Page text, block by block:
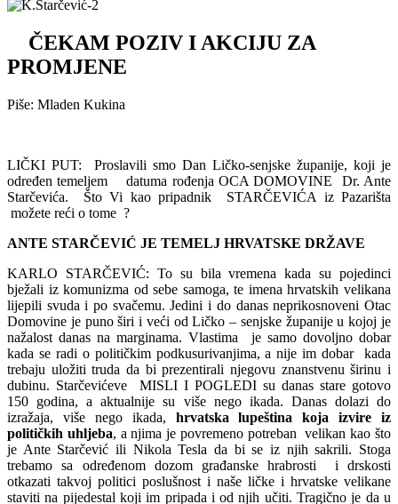
ČEKAM POZIV I AKCIJU ZA
PROMJENE
Piše: Mladen Kukina
LIČKI PUT: Proslavili smo Dan Ličko-senjske županije, koji je
određen temeljem datuma rođenja OCA DOMOVINE Dr. Ante
Starčevića. Što Vi kao pripadnik STARČEVIĆA iz Pazarišta
možete reći o tome ?
ANTE STARČEVIĆ JE TEMELJ HRVATSKE DRŽAVE
KARLO STARČEVIĆ: To su bila vremena kada su pojedinci
bježali iz komunizma od sebe samoga, te imena hrvatskih velikana
lijepili svuda i po svačemu. Jedini i do danas neprikosnoveni Otac
Domovine je puno širi i veći od Ličko – senjske županije u kojoj je
nažalost danas na marginama. Vlastima je samo dovoljno dobar
kada se radi o političkim podkusurivanjima, a nije im dobar kada
trebaju uložiti truda da bi prezentirali njegovu znanstvenu širinu i
dubinu. Starčevićeve MISLI I POGLEDI su danas stare gotovo
150 godina, a aktualnije su više nego ikada. Danas dolazi do
izražaja, više nego ikada, hrvatska lupeština koja izvire iz
političkih uhljeba, a njima je povremeno potreban velikan kao što
je Ante Starčević ili Nikola Tesla da bi se iz njih sakrili. Stoga
trebamo sa određenom dozom građanske hrabrosti i drskosti
otkazati takvoj politici poslušnost i naše ličke i hrvatske velikane
staviti na pijedestal koji im pripada i od njih učiti. Tragično je da u